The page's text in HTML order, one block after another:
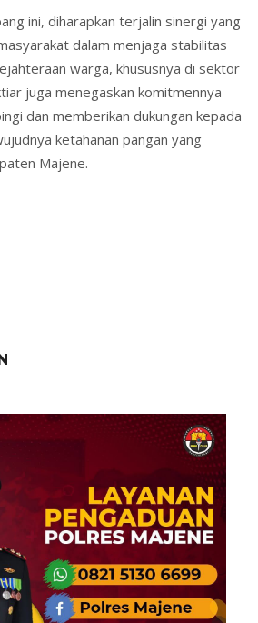
ini, diharapkan terjalin sinergi yang
dalam menjaga stabilitas
warga, khususnya di sektor
juga menegaskan komitmennya
dan memberikan dukungan kepada
ketahanan pangan yang
Majene.